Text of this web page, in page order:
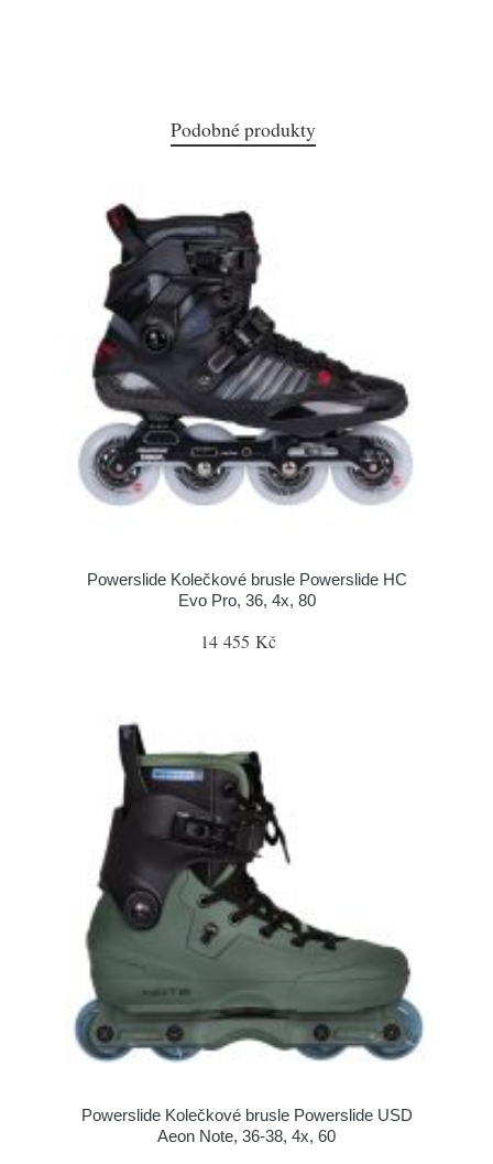
Podobné produkty
Powerslide Kolečkové brusle Powerslide HC
Evo Pro, 36, 4x, 80
14 455 Kč
Powerslide Kolečkové brusle Powerslide USD
Aeon Note, 36-38, 4x, 60